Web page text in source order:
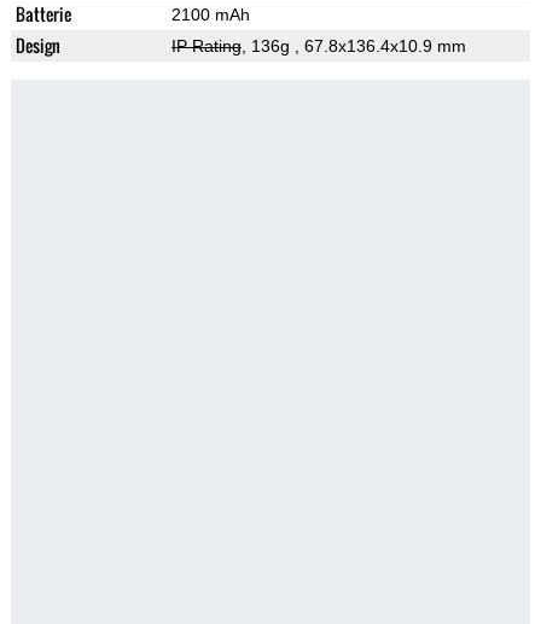
Batterie 2100 mAh
Design IP Rating, 136g , 67.8x136.4x10.9 mm